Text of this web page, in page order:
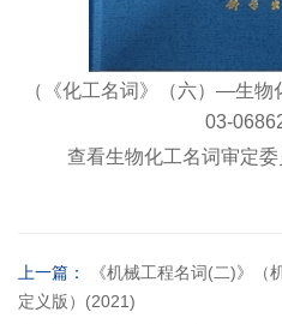
（ 《化工名词》（六）—生物
03-
查看生物化工名词审定
上一篇：
《机械工程名词(二)》（
定义版）(2021)